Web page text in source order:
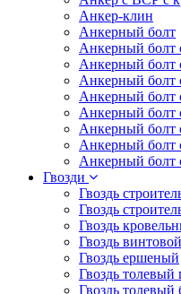
Анкер-клин
Анкерный болт
Анкерный болт
Анкерный болт
Анкерный болт
Анкерный болт
Анкерный болт
Анкерный болт
Анкерный болт
Анкерный болт
Гвозди
Гвоздь
Гвоздь
Гвоздь
Гвоздь винтовой
Гвоздь ершеный
Гвоздь
Гвоздь толевый